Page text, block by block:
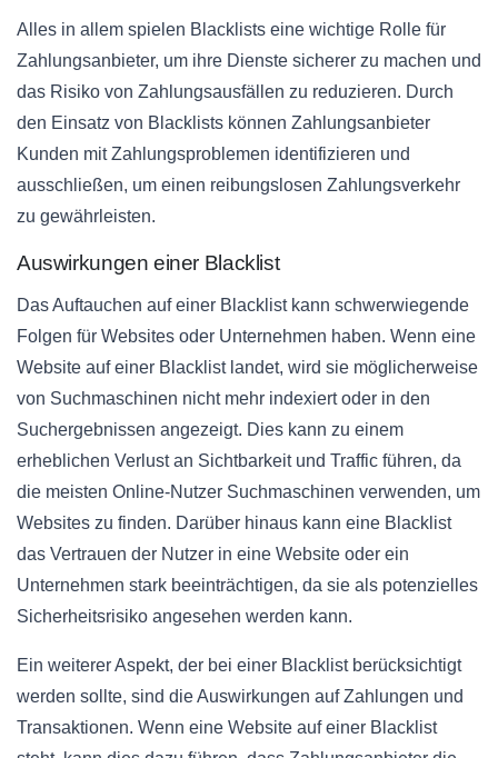
Alles in allem spielen Blacklists eine wichtige Rolle für
Zahlungsanbieter, um ihre Dienste sicherer zu machen und
das Risiko von Zahlungsausfällen zu reduzieren. Durch
den Einsatz von Blacklists können Zahlungsanbieter
Kunden mit Zahlungsproblemen identifizieren und
ausschließen, um einen reibungslosen Zahlungsverkehr
zu gewährleisten.
Auswirkungen einer Blacklist
Das Auftauchen auf einer Blacklist kann schwerwiegende
Folgen für Websites oder Unternehmen haben. Wenn eine
Website auf einer Blacklist landet, wird sie möglicherweise
von Suchmaschinen nicht mehr indexiert oder in den
Suchergebnissen angezeigt. Dies kann zu einem
erheblichen Verlust an Sichtbarkeit und Traffic führen, da
die meisten Online-Nutzer Suchmaschinen verwenden, um
Websites zu finden. Darüber hinaus kann eine Blacklist
das Vertrauen der Nutzer in eine Website oder ein
Unternehmen stark beeinträchtigen, da sie als potenzielles
Sicherheitsrisiko angesehen werden kann.
Ein weiterer Aspekt, der bei einer Blacklist berücksichtigt
werden sollte, sind die Auswirkungen auf Zahlungen und
Transaktionen. Wenn eine Website auf einer Blacklist